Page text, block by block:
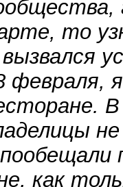
то
февраля,
как